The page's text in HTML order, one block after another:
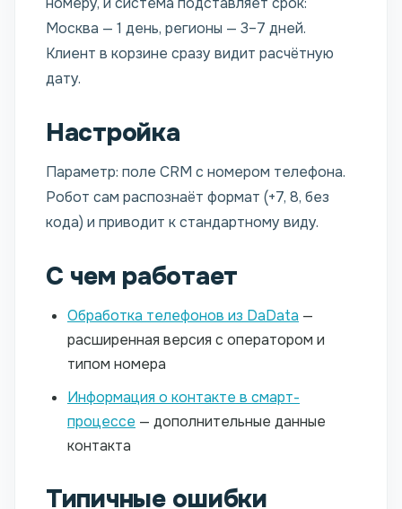
Москва — 1 день, регионы — 3–7 дней.
Клиент в корзине сразу видит расчётную
дату.
Настройка
Параметр: поле CRM с номером телефона.
Робот сам распознаёт формат (+7, 8, без
кода) и приводит к стандартному виду.
С чем работает
Обработка телефонов из DaData —
расширенная версия с оператором и
типом номера
Информация о контакте в смарт-
процессе — дополнительные данные
контакта
Типичные ошибки